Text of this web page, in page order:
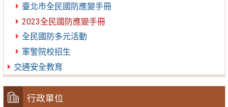
臺北市全民國防應變手冊
2023全民國防應變手冊
全民國防多元活動
軍警院校招生
交通安全教育
行政單位